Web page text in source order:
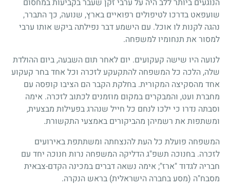
שועפאט בדרכו לטיפולים רפואיים בארץ, שנועה, כך התברר,
נהגה לקנות לו אוכל. עם הישמע דבר נפילתה ביקש אותו ערבי
למסור את תנחומיו למשפחה.
לנועה היו שישה קעקועים. יום לאחר תום השבעה, ביום ההולדת
שלה, הלכה כל המשפחה להתקעקע לזכרה וכל אחד בחר קעקוע
אחד מהסקיצה המקורית. בחלקת הקבר הם הציבו קופסה עם
מחברת ועט, והמבקרים במקום מוזמנים לכתוב לזכרה. אימה
וסבתה נדרו כי ילכו לנחם כל חייל שנהרג בפעילות מבצעית,
ומשתפות את רשמיהן מהביקורים באמצעי התקשורת.
המשפחה פועלת כל העת להנצחתה ומשתתפת באירועים
לזכרה. בחנוכה תשפ"ג הדליקה המשפחה נרות חנוכה יחד עם
חבריה לגדוד "ארז"; אימה נשאה דברים במכינה הקדם-צבאית
מסבח"ה (מסע בחברה הישראלית) בראש הנקרה.